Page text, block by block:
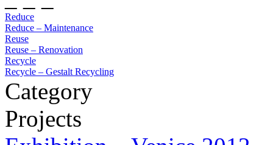
Reduce
Reduce – Maintenance
Reuse
Reuse – Renovation
Recycle
Recycle – Gestalt Recycling
Category
Projects